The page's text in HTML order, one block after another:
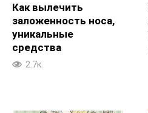
Как вылечить
заложенность носа,
уникальные
средства
2.7к.